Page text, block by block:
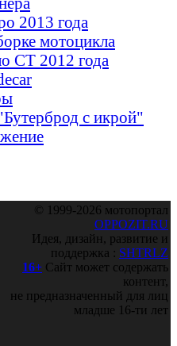
2013 года
мотоцикла
СТ 2012 года
с икрой"
© 1999-2026 мотопортал
OPPOZIT.RU
Идея, дизайн, развитие и
поддержка : SHTRLZ
16+ Сайт может содержать
контент,
не предназначенный для лиц
младше 16-ти лет